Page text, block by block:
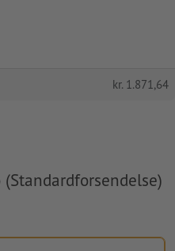
kr. 1.871,64